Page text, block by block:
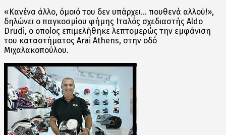
«Κανένα άλλο, όμοιό του δεν υπάρχει… πουθενά αλλού!»,
δηλώνει ο παγκοσμίου φήμης Ιταλός σχεδιαστής Aldo
Drudi, ο οποίος επιμελήθηκε λεπτομερώς την εμφάνιση
του καταστήματος Arai Athens, στην οδό
Μιχαλακοπούλου.